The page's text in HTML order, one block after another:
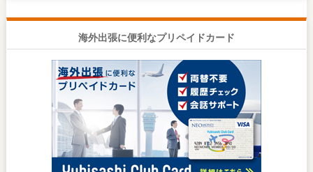
海外出張に便利なプリペイドカード